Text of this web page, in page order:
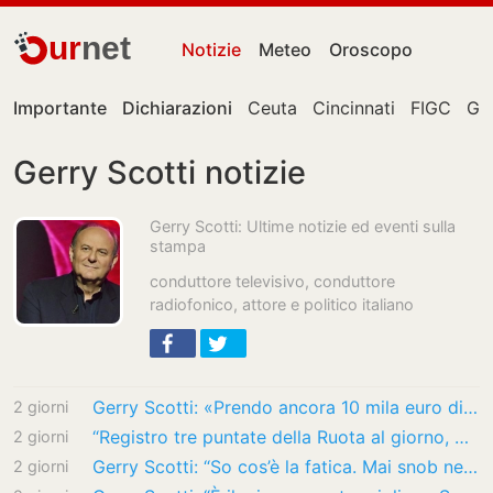
urnet Notizie Meteo Oroscopo
Importante Dichiarazioni Ceuta Cincinnati FIGC
Gerry Scotti notizie
Gerry Scotti: Ultime notizie ed eventi sulla
stampa
conduttore televisivo, conduttore
radiofonico, attore e politico italiano
2 giorni Gerry Scotti: «Prendo ancora 10 mila euro di vitalizio e li do in beneficenza. Lasciare la…
2 giorni “Registro tre puntate della Ruota al giorno, ma alle 16 devo essere fuori, vado a prendere…
2 giorni Gerry Scotti: “So cos’è la fatica. Mai snob nel lavoro. Lo scherzo della sigaretta a…